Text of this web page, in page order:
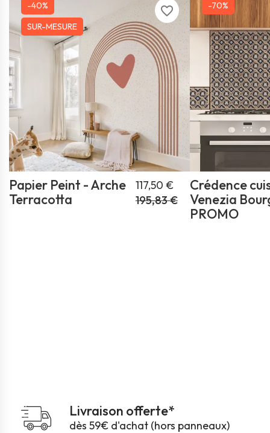
favorite_border
Papier Peint - Arche
Terracotta
117,50 €
195,83 €
-40%
SUR-MESURE
Crédence
Venezia
PROMO
-70%
Livraison offerte*
dès 59€ d'achat (hors panneaux)